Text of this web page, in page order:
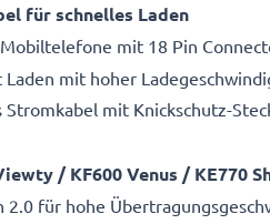
für schnelles Laden
mit 18 Pin
mit hoher
mit Knickschutz-
/ KF600 Venus / KE770
für hohe